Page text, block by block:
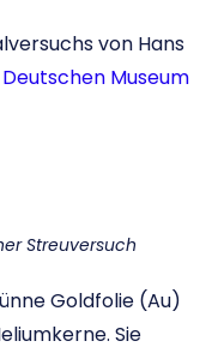
von Hans
Deutschen Museum
Streuversuch
Goldfolie (Au)
Sie